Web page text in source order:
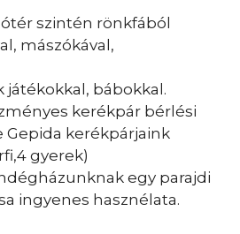
szintén rönkfából
mászókával,
játékokkal, bábokkal.
kerékpár bérlési
Gepida kerékpárjaink
gyerek)
egy parajdi
ingyenes hasznélata.